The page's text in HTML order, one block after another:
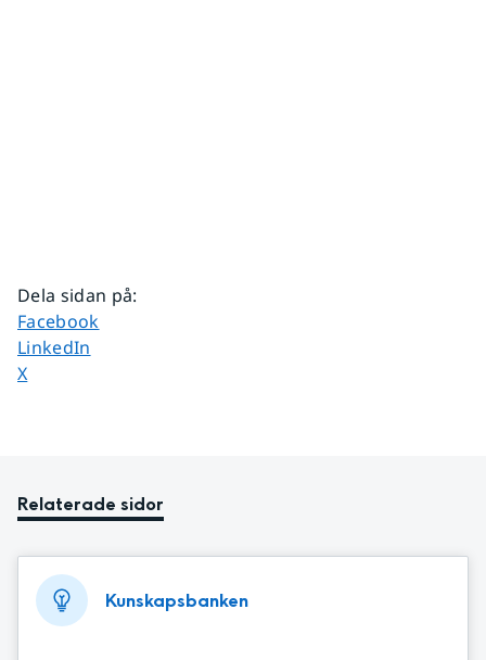
Dela sidan på:
Dela sidan på
Facebook
Dela sidan på
LinkedIn
Dela sidan på
X
Relaterade sidor
Kunskapsbanken